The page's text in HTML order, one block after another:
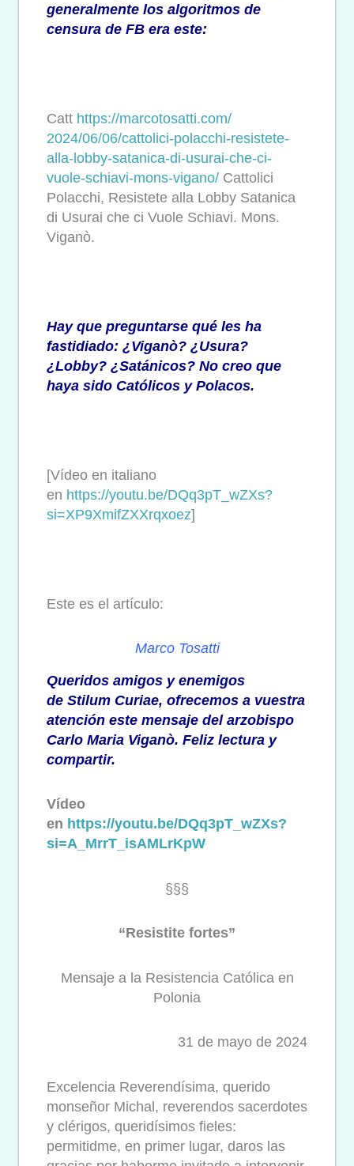
generalmente los algoritmos de
censura de FB era este:
Catt https://marcotosatti.com/
2024/06/06/cattolici-polacchi-resistete-
alla-lobby-satanica-di-usurai-che-ci-
vuole-schiavi-mons-vigano/ Cattolici
Polacchi, Resistete alla Lobby Satanica
di Usurai che ci Vuole Schiavi. Mons.
Viganò.
Hay que preguntarse qué les ha
fastidiado: ¿Viganò? ¿Usura?
¿Lobby? ¿Satánicos? No creo que
haya sido Católicos y Polacos.
[Vídeo en italiano
en https://youtu.be/DQq3pT_wZXs?
si=XP9XmifZXXrqxoez]
Este es el artículo:
Marco Tosatti
Queridos amigos y enemigos
de Stilum Curiae, ofrecemos a vuestra
atención este mensaje del arzobispo
Carlo Maria Viganò. Feliz lectura y
compartir.
Vídeo
en https://youtu.be/DQq3pT_wZXs?
si=A_MrrT_isAMLrKpW
§§§
“Resistite fortes”
Mensaje a la Resistencia Católica en
Polonia
31 de mayo de 2024
Excelencia Reverendísima, querido
monseñor Michal, reverendos sacerdotes
y clérigos, queridísimos fieles:
permitidme, en primer lugar, daros las